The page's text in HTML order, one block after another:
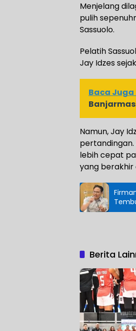
Menjelang
pulih
Sassuolo.
Pelatih
Jay Idzes
Baca Juga
Namun, Jay
lebih cepat
yang berakhir
Berita